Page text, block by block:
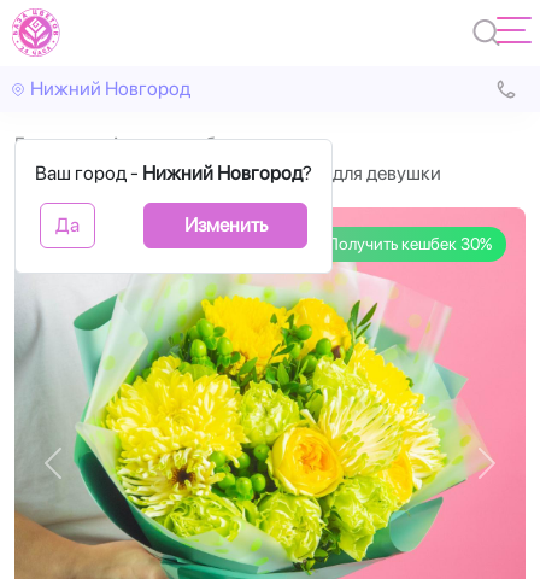
Нижний Новгород
Ваш город - Нижний Новгород?
Да Изменить
Главная
Авторские букеты
Нежный букет с жёлтыми розами для девушки
Получить кешбек 30%
Назад